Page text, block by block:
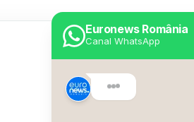
Euronews România
Canal WhatsApp
Despre Euronews